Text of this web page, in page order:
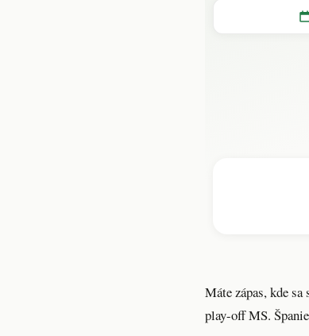
Máte zápas, kde
play-off MS.